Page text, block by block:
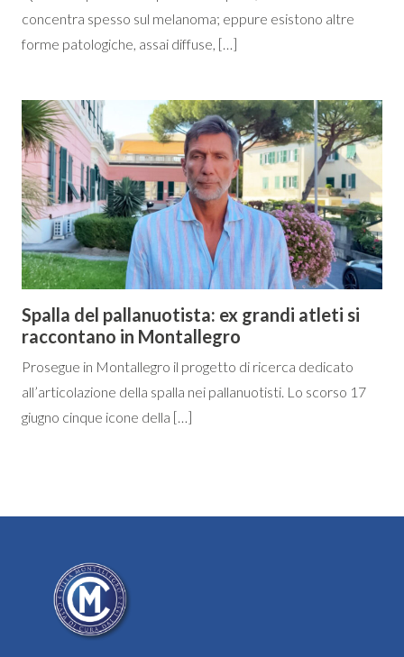
concentra spesso sul melanoma; eppure esistono altre
forme patologiche, assai diffuse, […]
Spalla del pallanuotista: ex grandi atleti si
raccontano in Montallegro
Prosegue in Montallegro il progetto di ricerca dedicato
all’articolazione della spalla nei pallanuotisti. Lo scorso 17
giugno cinque icone della […]